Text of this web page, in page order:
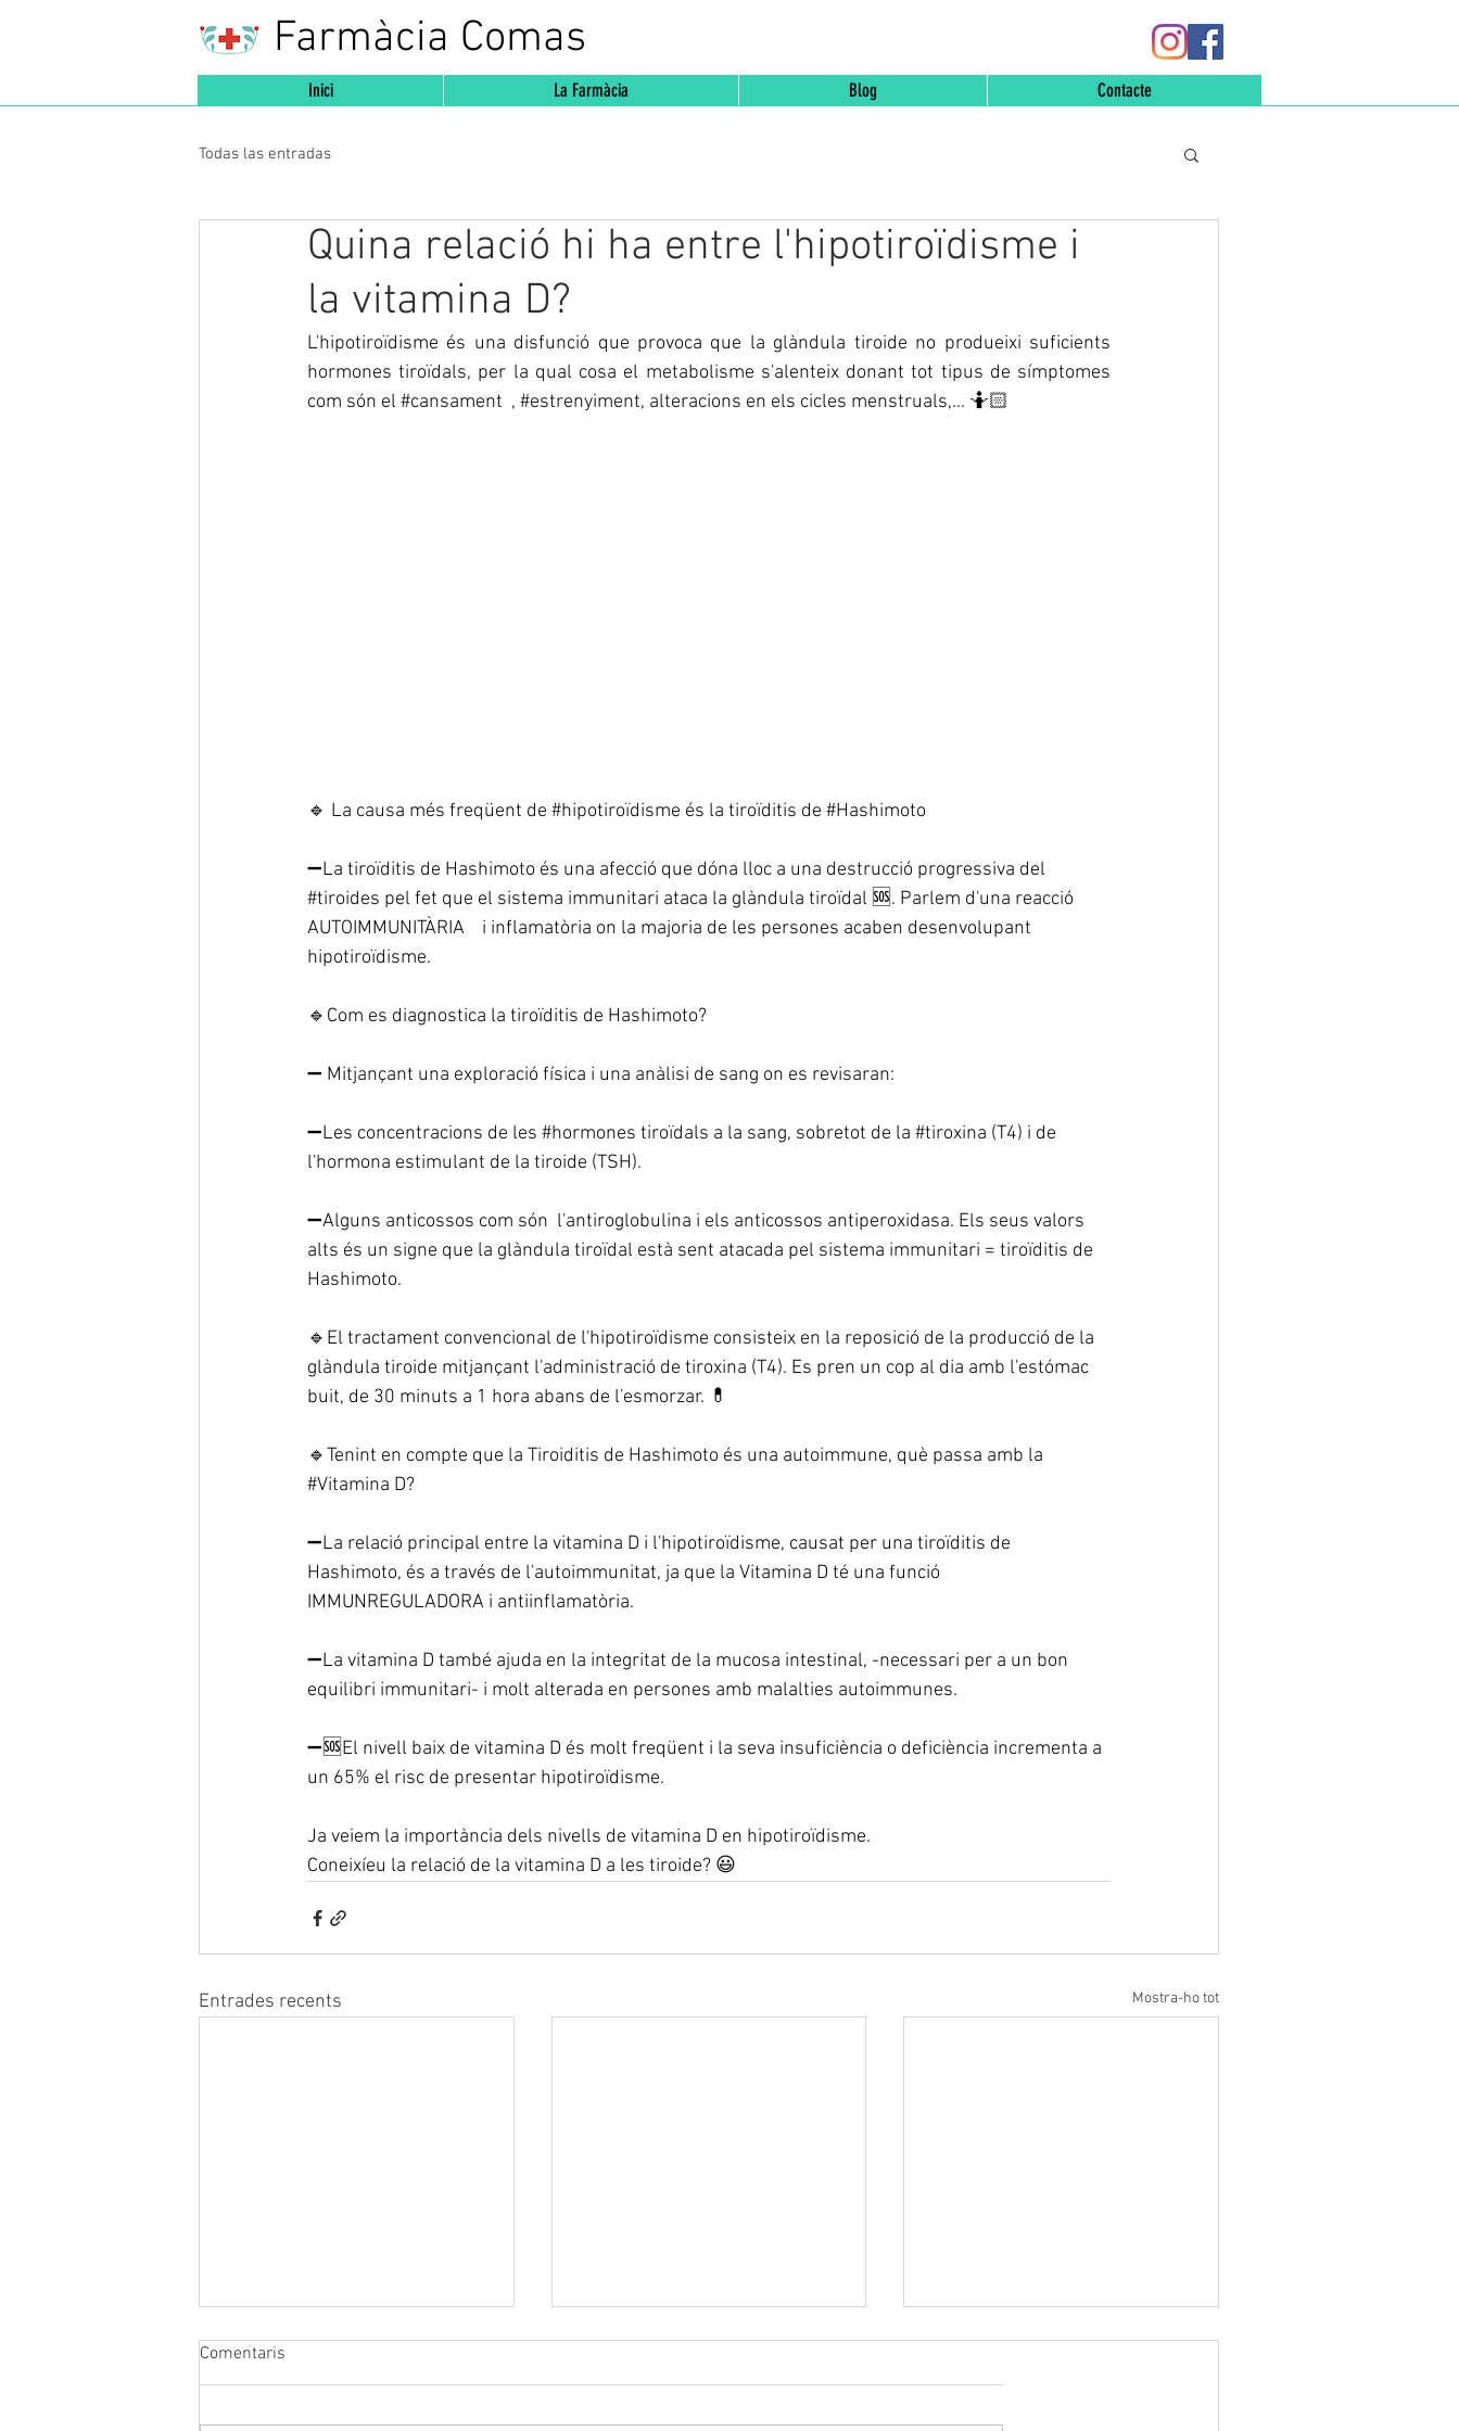
Farmàcia Comas
Inici La Farmàcia Blog Contacte
Todas las entradas
Quina relació hi ha entre l'hipotiroïdisme i
la vitamina D?
L'hipotiroïdisme és una disfunció que provoca que la glàndula tiroide no produeixi suficients
hormones tiroïdals, per la qual cosa el metabolisme s'alenteix donant tot tipus de símptomes
com són el #cansament
  ,
#estrenyiment, alteracions en els cicles menstruals,… 🤷🏻
🔹 La ​​causa més freqüent de #hipotiroïdisme és la tiroïditis de #Hashimoto
➖La tiroïditis de Hashimoto és una afecció que dóna lloc a una destrucció progressiva del
#tiroides pel fet que el sistema immunitari ataca la glàndula tiroïdal 🆘. Parlem d'una reacció
AUTOIMMUNITÀRIA    i inflamatòria on la majoria de les persones acaben desenvolupant
hipotiroïdisme.
🔹Com es diagnostica la tiroïditis de Hashimoto?
➖ Mitjançant una exploració física i una anàlisi de sang on es revisaran:
➖Les concentracions de les #hormones tiroïdals a la sang, sobretot de la #tiroxina (T4) i de
l'hormona estimulant de la tiroide (TSH).
➖Alguns anticossos com són  l'antiroglobulina i els anticossos antiperoxidasa. Els seus valors
alts és un signe que la glàndula tiroïdal està sent atacada pel sistema immunitari = tiroïditis de
Hashimoto.
🔹El tractament convencional de l'hipotiroïdisme consisteix en la reposició de la producció de la
glàndula tiroide mitjançant l'administració de tiroxina (T4). Es pren un cop al dia amb l'estómac
buit, de 30 minuts a 1 hora abans de l'esmorzar. 💊
🔹Tenint en compte que la Tiroiditis de Hashimoto és una autoimmune, què passa amb la
#Vitamina D?
➖La relació principal entre la vitamina D i l'hipotiroïdisme, causat per una tiroïditis de
Hashimoto, és a través de l'autoimmunitat, ja que la Vitamina D té una funció
IMMUNREGULADORA i antiinflamatòria.
➖La vitamina D també ajuda en la integritat de la mucosa intestinal, -necessari per a un bon
equilibri immunitari- i molt alterada en persones amb malalties autoimmunes.
➖🆘El nivell baix de vitamina D és molt freqüent i la seva insuficiència o deficiència incrementa a
un 65% el risc de presentar hipotiroïdisme.
Ja veiem la importància dels nivells de vitamina D en hipotiroïdisme.
Coneixíeu la relació de la vitamina D a les tiroide? 😃
Entrades recents Mostra-ho tot
Comentaris